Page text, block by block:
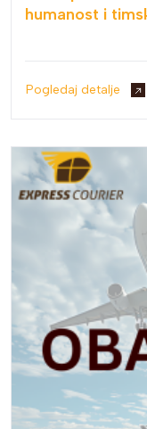
humanost i
Pogledaj detalje